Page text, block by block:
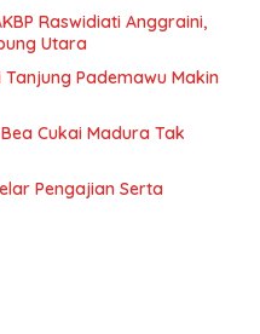
Raswidiati Anggraini,
Utara
Pademawu Makin
Cukai Madura Tak
Pengajian Serta